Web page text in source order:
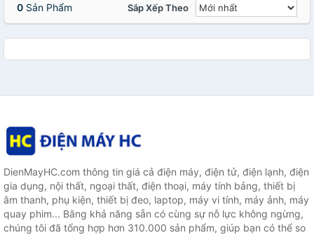
0 Sản Phẩm Sắp Xếp Theo
DienMayHC.com thông tin giá cả điện máy, điện tử, điện lạnh, điện
gia dụng, nội thất, ngoại thất, điện thoại, máy tính bảng, thiết bị
âm thanh, phụ kiện, thiết bị đeo, laptop, máy vi tính, máy ảnh, máy
quay phim... Bằng khả năng sẵn có cùng sự nỗ lực không ngừng,
chúng tôi đã tổng hợp hơn 310.000 sản phẩm, giúp bạn có thể so